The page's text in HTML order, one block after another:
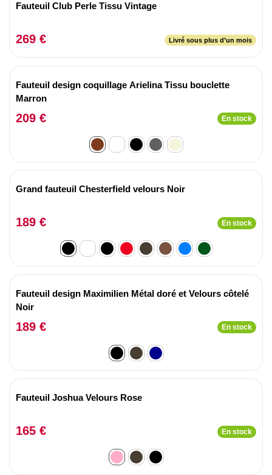
Fauteuil Club Perle Tissu Vintage
269 € Livré sous plus d’un mois
Fauteuil design coquillage Arielina Tissu bouclette
Marron
209 € En stock
Grand fauteuil Chesterfield velours Noir
189 € En stock
Fauteuil design Maximilien Métal doré et Velours côtelé
Noir
189 € En stock
Fauteuil Joshua Velours Rose
165 € En stock